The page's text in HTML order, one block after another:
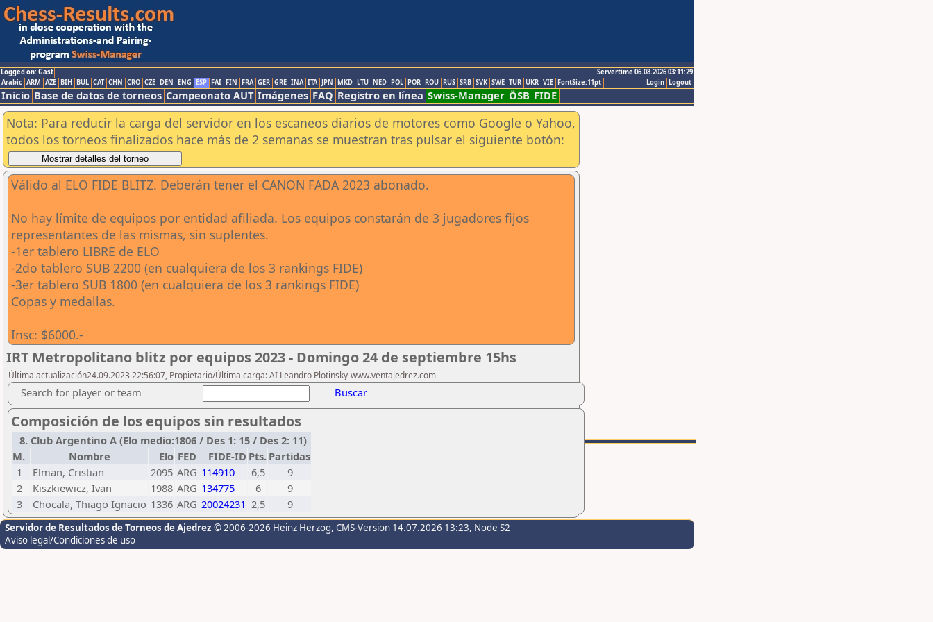
Logged on: Gast
Servertime 06.08.2026 03:11:29
Logout
Login
Arabic ARM AZE BIH BUL CAT CHN CRO CZE DEN ENG ESP FAI FIN FRA GER GRE INA ITA JPN MKD LTU NED POL POR ROU RUS SRB SVK SWE TUR UKR VIE FontSize:11pt
Inicio Base de datos de torneos Campeonato AUT Imágenes FAQ Registro en línea Swiss-Manager ÖSB FIDE
Nota: Para reducir la carga del servidor en los escaneos diarios de motores como Google o Yahoo,
todos los torneos finalizados hace más de 2 semanas se muestran tras pulsar el siguiente botón:
Válido al ELO FIDE BLITZ. Deberán tener el CANON FADA 2023 abonado.
No hay límite de equipos por entidad afiliada. Los equipos constarán de 3 jugadores fijos
representantes de las mismas, sin suplentes.
-1er tablero LIBRE de ELO
-2do tablero SUB 2200 (en cualquiera de los 3 rankings FIDE)
-3er tablero SUB 1800 (en cualquiera de los 3 rankings FIDE)
Copas y medallas.
Insc: $6000.-
IRT Metropolitano blitz por equipos 2023 - Domingo 24 de septiembre 15hs
Última actualización24.09.2023 22:56:07, Propietario/Última carga: AI Leandro Plotinsky-www.ventajedrez.com
Search for player or team Buscar
Composición de los equipos sin resultados
8. Club Argentino A (Elo medio:1806 / Des 1: 15 / Des 2: 11)
M.
Nombre Elo FED FIDE-ID Pts. Partidas
1
Elman, Cristian 2095 ARG 114910 6,5
9
2
Kiszkiewicz, Ivan 1988 ARG 134775 6
9
3
Chocala, Thiago Ignacio 1336 ARG 20024231 2,5 9
Servidor de Resultados de Torneos de Ajedrez © 2006-2026 Heinz Herzog, CMS-Version 14.07.2026 13:23, Node S2
Aviso legal/Condiciones de uso